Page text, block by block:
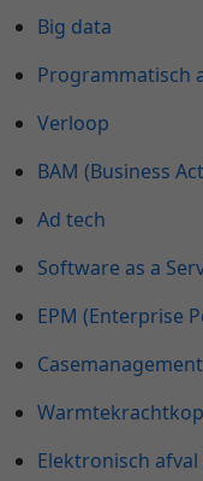
Big data
Programmatisch
Verloop
BAM (Business
Ad tech
Software as a
EPM (Enterprise
Elektronisch afval